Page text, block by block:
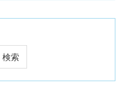
検索